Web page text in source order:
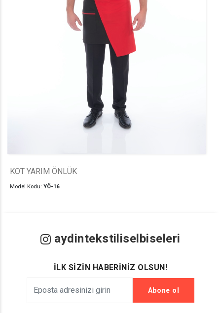
KOT YARIM ÖNLÜK
Model Kodu: YÖ-16
aydintekstiliselbiseleri
İLK SİZİN HABERİNİZ OLSUN!
Abone ol